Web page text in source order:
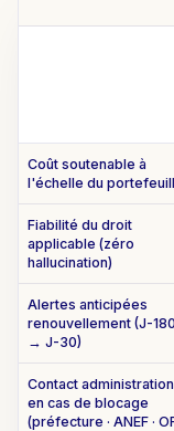
Coût soutenable à
l'échelle du
Fiabilité du droit
applicable (zéro
hallucination)
Alertes anticipées
renouvellement (J-180
→ J-30)
Contact
en cas de blocage
(préfecture · ANEF ·